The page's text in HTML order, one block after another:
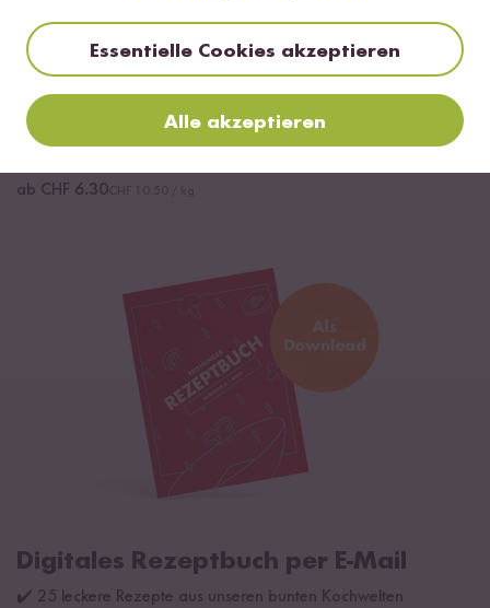
Loading...
Vollkorn Bio Basmati
ab CHF 6.30
Digitales Rezeptbuch per E-Mail
✔️ 25 leckere Rezepte aus unseren bunten Kochwelten
Essentielle Cookies akzeptieren
Alle akzeptieren